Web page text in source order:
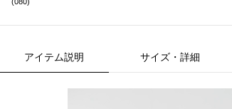
アイテム説明 サイズ・詳細